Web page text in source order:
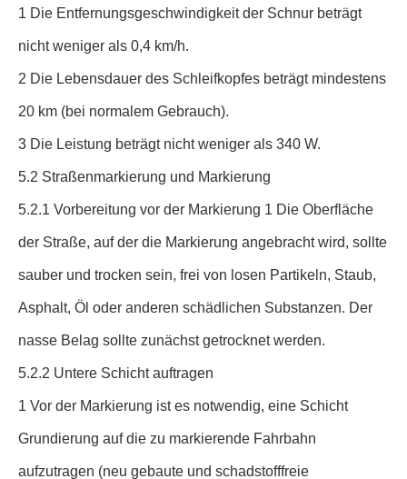
1 Die Entfernungsgeschwindigkeit der Schnur beträgt
nicht weniger als 0,4 km/h.
2 Die Lebensdauer des Schleifkopfes beträgt mindestens
20 km (bei normalem Gebrauch).
3 Die Leistung beträgt nicht weniger als 340 W.
5.2 Straßenmarkierung und Markierung
5.2.1 Vorbereitung vor der Markierung 1 Die Oberfläche
der Straße, auf der die Markierung angebracht wird, sollte
sauber und trocken sein, frei von losen Partikeln, Staub,
Asphalt, Öl oder anderen schädlichen Substanzen. Der
nasse Belag sollte zunächst getrocknet werden.
5.2.2 Untere Schicht auftragen
1 Vor der Markierung ist es notwendig, eine Schicht
Grundierung auf die zu markierende Fahrbahn
aufzutragen (neu gebaute und schadstofffreie